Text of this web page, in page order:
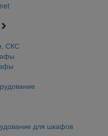
СКС
для шкафов